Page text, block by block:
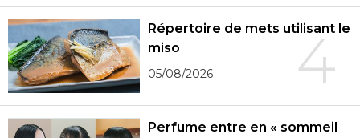
4
Répertoire de mets utilisant le
miso
05/08/2026
Perfume entre en « sommeil